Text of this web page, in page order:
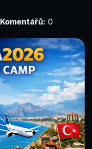
Komentářů: 0